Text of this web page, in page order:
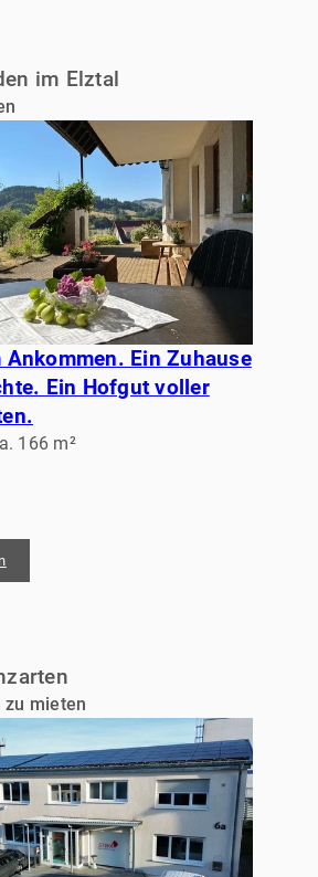
im Elztal
Ankommen. Ein Zuhause
Ein Hofgut voller
166 m²
zu mieten